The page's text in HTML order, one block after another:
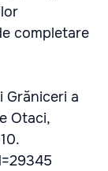
completare
Grăniceri a
Otaci,